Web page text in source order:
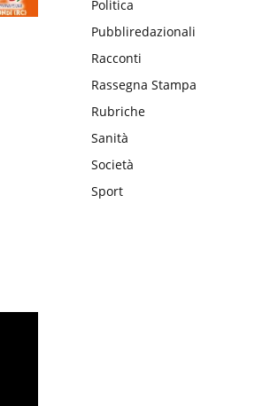
Politica
Pubbliredazionali
Racconti
Rassegna Stampa
Rubriche
Sanità
Società
Sport